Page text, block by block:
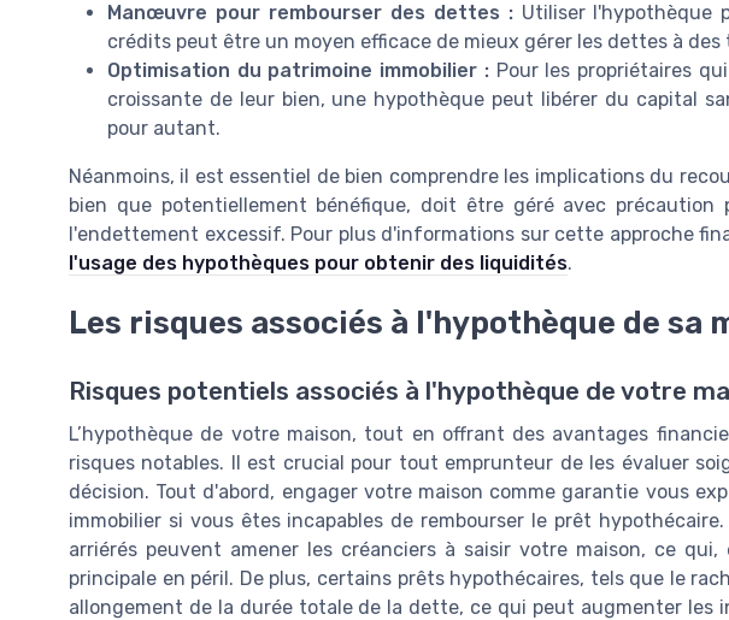
Manœuvre pour rembourser des dettes :Utiliser l'hypothèque
crédits peut être un moyen efficace de mieux gérer les dettes à
Optimisation du patrimoine immobilier :Pour les propriétaires
croissante de leur bien, une hypothèque peut libérer du capital
pour autant.
Néanmoins, il est essentiel de bien comprendre les implications du
bien que potentiellement bénéfique, doit être géré avec précaution
l'endettement excessif. Pour plus d'informations sur cette approche
l'usage des hypothèques pour obtenir des liquidités.
Les risques associés à l'hypothèque de sa
Risques potentiels associés à l'hypothèque de votre
L’hypothèque de votre maison, tout en offrant des avantages
risques notables. Il est crucial pour tout emprunteur de les évaluer
décision. Tout d'abord, engager votre maison comme garantie vous
immobilier si vous êtes incapables de rembourser le prêt
arriérés peuvent amener les créanciers à saisir votre maison, ce
principale en péril. De plus, certains prêts hypothécaires, tels que le
allongement de la durée totale de la dette, ce qui peut augmenter les